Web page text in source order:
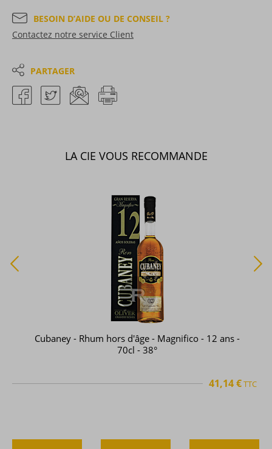
BESOIN D’AIDE OU DE CONSEIL ?
Contactez notre service Client
PARTAGER
LA CIE VOUS RECOMMANDE
Cubaney - Rhum hors d'âge - Magnifico - 12 ans -
70cl - 38°
41,14 €TTC